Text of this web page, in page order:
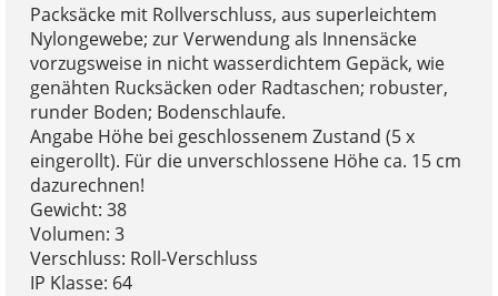
Packsäcke mit Rollverschluss, aus superleichtem
Nylongewebe; zur Verwendung als Innensäcke
vorzugsweise in nicht wasserdichtem Gepäck, wie
genähten Rucksäcken oder Radtaschen; robuster,
runder Boden; Bodenschlaufe.
Angabe Höhe bei geschlossenem Zustand (5 x
eingerollt). Für die unverschlossene Höhe ca. 15 cm
dazurechnen!
Gewicht: 38
Volumen: 3
Verschluss: Roll-Verschluss
IP Klasse: 64